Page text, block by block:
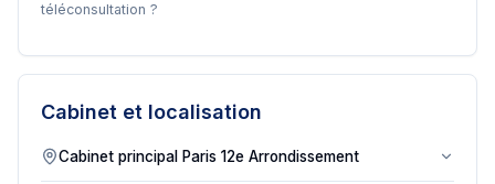
téléconsultation ?
Cabinet et localisation